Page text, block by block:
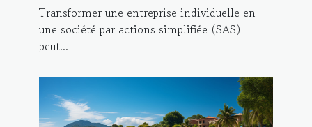
Transformer une entreprise individuelle en
une société par actions simplifiée (SAS)
peut...